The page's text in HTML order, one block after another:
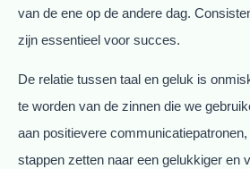
van de ene op de andere dag.
zijn essentieel voor succes.
De relatie tussen taal en geluk is
te worden van de zinnen die we
aan positievere
stappen zetten naar een gelukkiger en